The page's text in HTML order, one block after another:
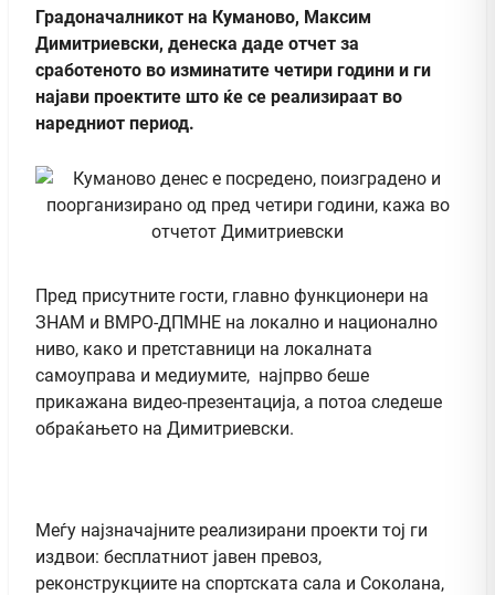
Градоначалникот на Куманово, Максим
Димитриевски, денеска даде отчет за
сработеното во изминатите четири години и ги
најави проектите што ќе се реализираат во
наредниот период.
Пред присутните гости, главно функционери на
ЗНАМ и ВМРО-ДПМНЕ на локално и национално
ниво, како и претставници на локалната
самоуправа и медиумите, најпрво беше
прикажана видео-презентација, а потоа следеше
обраќањето на Димитриевски.
Меѓу најзначајните реализирани проекти тој ги
издвои: бесплатниот јавен превоз,
реконструкциите на спортската сала и Соколана,